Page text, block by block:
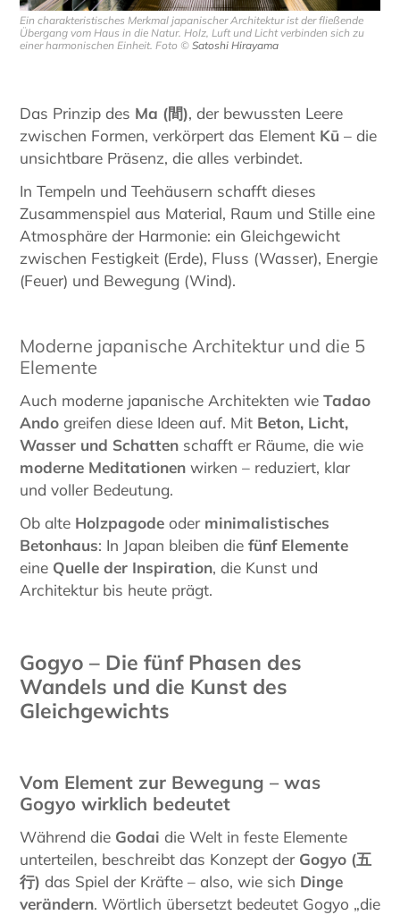
Ein charakteristisches Merkmal japanischer Architektur ist der fließende
Übergang vom Haus in die Natur. Holz, Luft und Licht verbinden sich zu
einer harmonischen Einheit. Foto © Satoshi Hirayama
Das Prinzip des Ma (間), der bewussten Leere
zwischen Formen, verkörpert das Element Kū – die
unsichtbare Präsenz, die alles verbindet.
In Tempeln und Teehäusern schafft dieses
Zusammenspiel aus Material, Raum und Stille eine
Atmosphäre der Harmonie: ein Gleichgewicht
zwischen Festigkeit (Erde), Fluss (Wasser), Energie
(Feuer) und Bewegung (Wind).
Moderne japanische Architektur und die 5
Elemente
Auch moderne japanische Architekten wie Tadao
Ando greifen diese Ideen auf. Mit Beton, Licht,
Wasser und Schatten schafft er Räume, die wie
moderne Meditationen wirken – reduziert, klar
und voller Bedeutung.
Ob alte Holzpagode oder minimalistisches
Betonhaus: In Japan bleiben die fünf Elemente
eine Quelle der Inspiration, die Kunst und
Architektur bis heute prägt.
Gogyo – Die fünf Phasen des
Wandels und die Kunst des
Gleichgewichts
Vom Element zur Bewegung – was
Gogyo wirklich bedeutet
Während die Godai die Welt in feste Elemente
unterteilen, beschreibt das Konzept der Gogyo (五
行) das Spiel der Kräfte – also, wie sich Dinge
verändern. Wörtlich übersetzt bedeutet Gogyo „die